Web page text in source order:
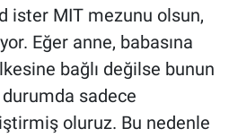
ister MIT mezunu olsun,
Eğer anne, babasına
bağlı değilse bunun
sadece
oluruz. Bu nedenle